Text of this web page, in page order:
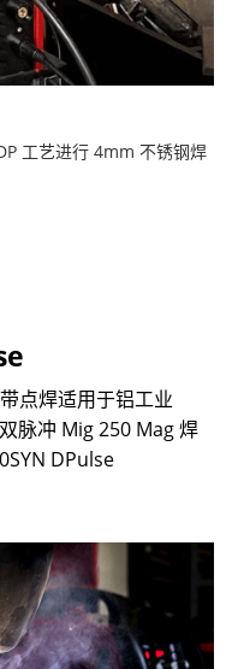
工艺进行 4mm 不锈钢焊
点焊适用于铝工业
脉冲 Mig 250 Mag 焊
DPulse